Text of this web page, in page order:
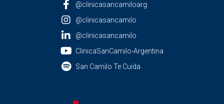
@clinicasancamiloarg
@clinicasancamilo
@clinicasancamilo
ClinicaSanCamilo-Argentina
San Camilo Te Cuida